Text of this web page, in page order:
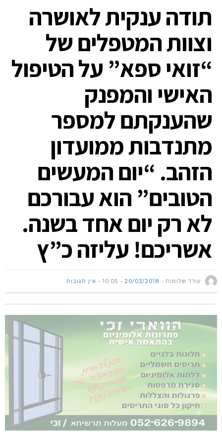
תודה ענקית לאושרה
וצוות המטפלים של
“זואי ספא” על הטיפול
האישי והמפנק
שהענקתם למספר
מתנדבות ממועדון
הזהב. “יום המעשים
הטובים” הוא עבורכם
לא רק יום אחד בשנה.
אשריכם! עליזה כ”ץ
עודד שלומות 20/03/2018
10:05 אין תגובות